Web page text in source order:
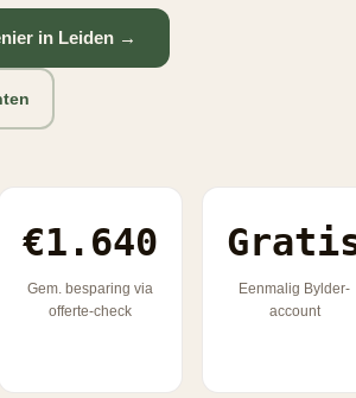
in Leiden →
€1.640
Gem. besparing via
offerte-check
Eenmalig Bylder-
account